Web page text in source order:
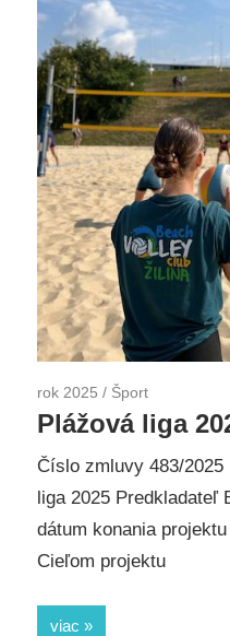
rok 2025 / Šport
Plážová liga
Číslo zmluvy 483/
liga 2025 Predkladateľ
dátum konania
Cieľom projektu
viac